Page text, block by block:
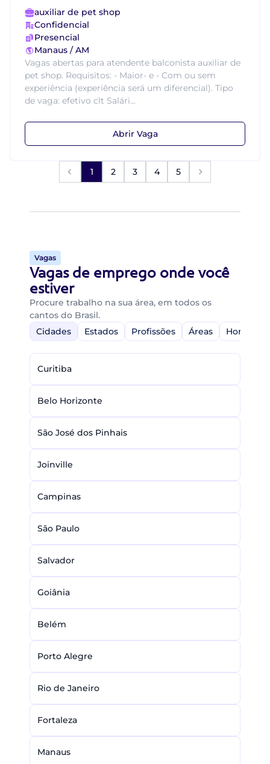
auxiliar de pet shop
Confidencial
Presencial
Manaus / AM
Vagas abertas para atendente balconista auxiliar de
pet shop. Requisitos: - Maior- e - Com ou sem
experiência (experiência será um diferencial). Tipo
de vaga: efetivo clt Salári...
Abrir Vaga
1 2 3 4 5
Vagas
Vagas de emprego onde você
estiver
Procure trabalho na sua área, em todos os
cantos do Brasil.
Cidades
Estados Profissões Áreas Home-
Curitiba
Belo Horizonte
São José dos Pinhais
Joinville
Campinas
São Paulo
Salvador
Goiânia
Belém
Porto Alegre
Rio de Janeiro
Fortaleza
Manaus